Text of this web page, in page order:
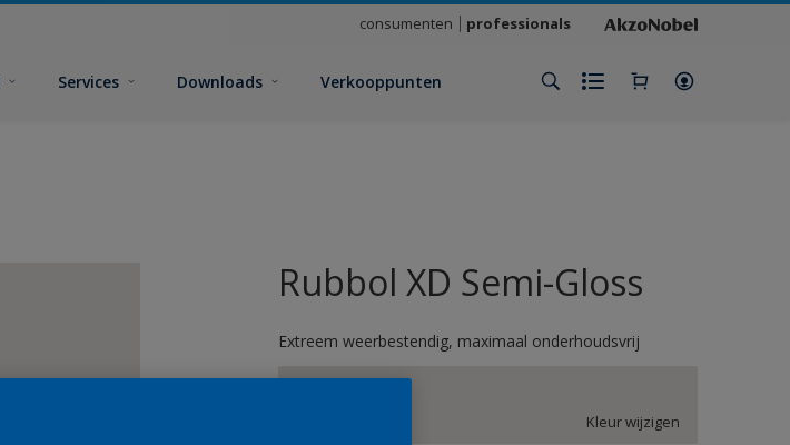
consumenten professionals
Services Downloads Verkooppunten
Rubbol XD Semi-Gloss
Extreem weerbestendig, maximaal onderhoudsvrij
Kleur wijzigen